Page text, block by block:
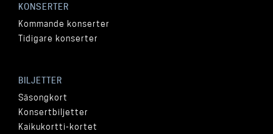
KONSERTER
Kommande konserter
Tidigare konserter
BILJETTER
Säsongkort
Konsertbiljetter
Kaikukortti-kortet